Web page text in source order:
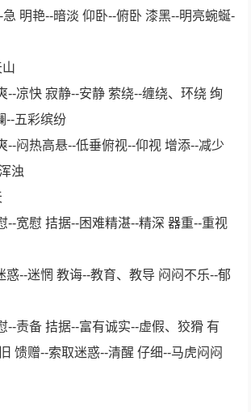
急 明艳--暗淡 仰卧--俯卧 漆黑--明亮蜿蜒-
--凉快 寂静--安静 萦绕--缠绕、环绕 绚
--五彩缤纷
--闷热高悬--低垂俯视--仰视 增添--减少
浊
--宽慰 拮据--困难精湛--精深 器重--重视
惑--迷惘 教诲--教育、教导 闷闷不乐--郁
--责备 拮据--富有诚实--虚假、狡猾 有
馈赠--索取迷惑--清醒 仔细--马虎闷闷